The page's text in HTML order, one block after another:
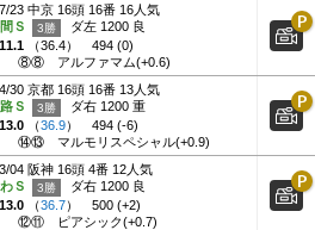
23 中京 16頭 16番 16人気
Ｓ
ダ左 1200 良
（36.4）
494 (0)
⑧⑧
アルファマム(+0.6)
30 京都 16頭 16番 13人気
Ｓ
ダ右 1200 重
（36.9）
494 (-6)
⑭⑬
マルモリスペシャル(+0.9)
04 阪神 16頭 4番 12人気
Ｓ
ダ右 1200 良
（36.7）
500 (+2)
⑫⑪
ピアシック(+0.7)